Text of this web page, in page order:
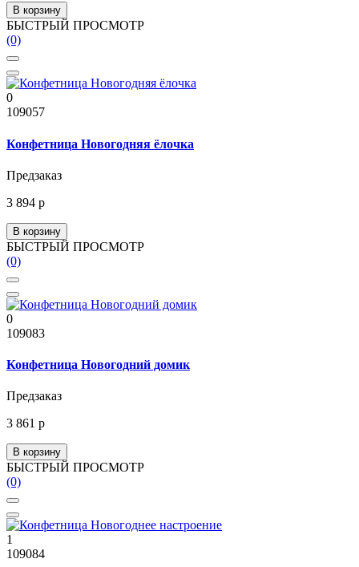
В корзину
БЫСТРЫЙ ПРОСМОТР
(0)
0
109057
Конфетница Новогодняя ёлочка
Предзаказ
3 894 р
В корзину
БЫСТРЫЙ ПРОСМОТР
(0)
0
109083
Конфетница Новогодний домик
Предзаказ
3 861 р
В корзину
БЫСТРЫЙ ПРОСМОТР
(0)
1
109084